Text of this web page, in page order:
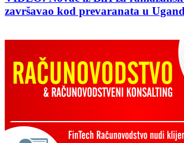
završavao kod prevaranata u